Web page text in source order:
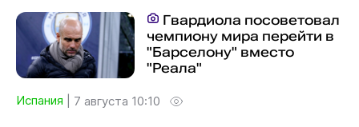
чемпиону мира перейти в
"Барселону" вместо
"Реала"
Испания 7 августа 10:10